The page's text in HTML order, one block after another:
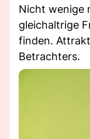
Nicht wenige
gleichaltrige
finden.
Betrachters.